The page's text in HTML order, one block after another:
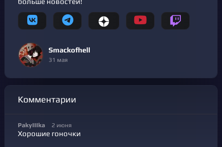
Smackofhell
31 мая
Комментарии
PakyIIIka 2 июня
Хорошие гоночки